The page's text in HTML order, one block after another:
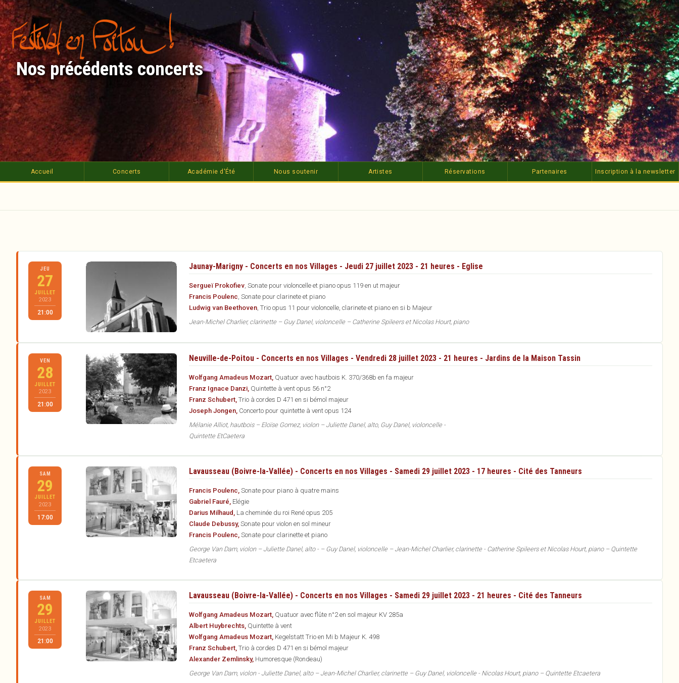
Aller
au
contenu
principal
Accueil Concerts Académie d'Été Nous soutenir Artistes Réservations Partenaires Inscription à la newsletter
Nos précédents concerts
JEU
27
JUILLET
2023
21:00
Jaunay-Marigny - Concerts en nos Villages - Jeudi 27 juillet 2023 - 21 heures - Eglise
Sergueï Prokofiev, Sonate pour violoncelle et piano opus 119 en ut majeur
Francis Poulenc, Sonate pour clarinete et piano
Ludwig van Beethoven, Trio opus 11 pour violoncelle, clarinete et piano en si b Majeur
Jean-Michel Charlier, clarinette – Guy Danel, violoncelle – Catherine Spileers et Nicolas Hourt, piano
VEN
28
JUILLET
2023
21:00
Neuville-de-Poitou - Concerts en nos Villages - Vendredi 28 juillet 2023 - 21 heures - Jardins de la Maison Tassin
Wolfgang Amadeus Mozart, Quatuor avec hautbois K. 370/368b en fa majeur
Franz Ignace Danzi, Quintette à vent opus 56 n°2
Franz Schubert, Trio à cordes D 471 en si bémol majeur
Joseph Jongen, Concerto pour quintette à vent opus 124
Mélanie Alliot, hautbois – Eloïse Gomez, violon – Juliette Danel, alto, Guy Danel, violoncelle -
Quintette EtCaetera
SAM
29
JUILLET
2023
17:00
Lavausseau (Boivre-la-Vallée) - Concerts en nos Villages - Samedi 29 juillet 2023 - 17 heures - Cité des Tanneurs
Francis Poulenc, Sonate pour piano à quatre mains
Gabriel Fauré, Elégie
Darius Milhaud, La cheminée du roi René opus 205
Claude Debussy, Sonate pour violon en sol mineur
Francis Poulenc, Sonate pour clarinette et piano
George Van Dam, violon – Juliette Danel, alto - – Guy Danel, violoncelle – Jean-Michel Charlier, clarinette - Catherine Spileers et Nicolas Hourt, piano – Quintette
Etcaetera
SAM
29
JUILLET
2023
21:00
Lavausseau (Boivre-la-Vallée) - Concerts en nos Villages - Samedi 29 juillet 2023 - 21 heures - Cité des Tanneurs
Wolfgang Amadeus Mozart, Quatuor avec flûte n°2 en sol majeur KV 285a
Albert Huybrechts, Quintette à vent
Wolfgang Amadeus Mozart, Kegelstatt Trio en Mi b Majeur K. 498
Franz Schubert, Trio à cordes D 471 en si bémol majeur
Alexander Zemlinsky, Humoresque (Rondeau)
George Van Dam, violon - Juliette Danel, alto – Jean-Michel Charlier, clarinette – Guy Danel, violoncelle - Nicolas Hourt, piano – Quintette Etcaetera